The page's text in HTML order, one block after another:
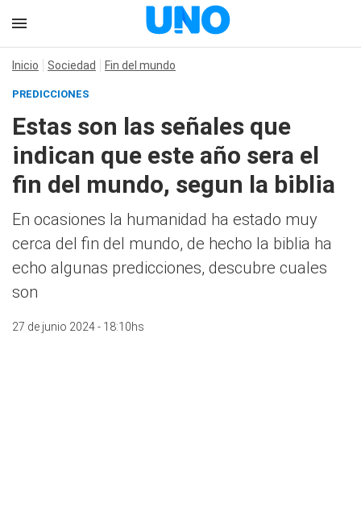
Inicio Sociedad Fin del mundo
PREDICCIONES
Estas son las señales que
indican que este año sera el
fin del mundo, segun la biblia
En ocasiones la humanidad ha estado muy
cerca del fin del mundo, de hecho la biblia ha
echo algunas predicciones, descubre cuales
son
27 de junio 2024 - 18:10hs